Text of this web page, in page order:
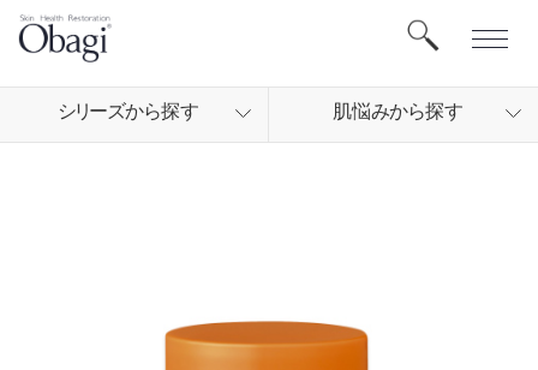
シリーズから探す 肌悩みから探す